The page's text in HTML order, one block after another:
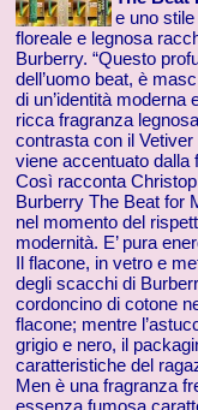
e uno
floreale e legnosa
Burberry. “Questo
dell’uomo beat, è
di un’identità moderna
ricca fragranza
contrasta con il
viene accentuato dalla
Così racconta
Burberry The Beat for
nel momento del
modernità. E’ pura
Il flacone, in vetro e
degli scacchi di
cordoncino di cotone
flacone; mentre
grigio e nero, il
caratteristiche del
Men è una fragranza
essenza fumosa